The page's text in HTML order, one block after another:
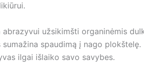
abrazyvui užsikimšti organinėmis
spaudimą į nago plokštelę.
ilgai išlaiko savo savybes.